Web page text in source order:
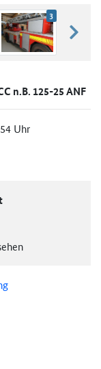
3
n.B. 125-25 ANF
Uhr